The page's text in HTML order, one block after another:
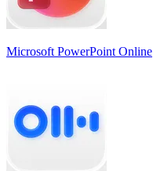
Microsoft PowerPoint Online